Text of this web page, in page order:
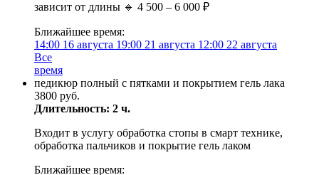
зависит от длины 🔹 4 500 – 6 000 ₽
Ближайшее время:
14:00 16 августа 19:00 21 августа 12:00 22 августа
Все
время
педикюр полный с пятками и покрытием гель лака
3800 руб.
Длительность: 2 ч.
Входит в услугу обработка стопы в смарт технике,
обработка пальчиков и покрытие гель лаком
Ближайшее время: